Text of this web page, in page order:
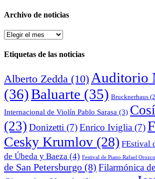
Archivo de noticias
Archivo
noticias
Etiquetas de las noticias
Alberto Zedda (10)Auditorio
(36)Baluarte (35) Brucknerhaus
Internacional de Violín Pablo Sarasa (3)
(23) Donizetti (7)Enrico Iviglia (7)
Cesky Krumlov (28) FEstival
de Úbeda y Baeza (4) Festival de Piano Rafael Orozco
de San Petersburgo (8) Filarmónica